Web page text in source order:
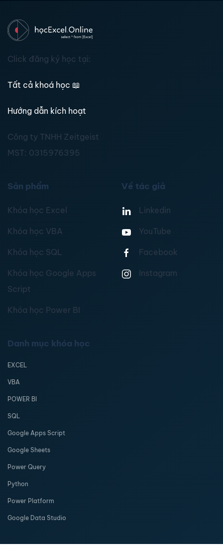
Click đăng ký học tại:
Tất cả khoá học 📖
Hướng dẫn kích hoạt
Công ty TNHH Zeitgeist
MST: 0315976395
Sản phẩm
Khóa học Excel
Khóa học VBA
Khóa học SQL
Khóa học Google Apps
Script
Khóa học Power BI
Về tác giả
Linkedin
YouTube
Facebook
Instagram
Danh mục khóa học
EXCEL
VBA
POWER BI
SQL
Google Apps Script
Google Sheets
Power Query
Python
Power Platform
Google Data Studio